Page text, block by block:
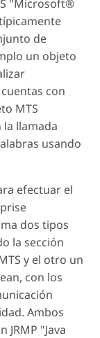
"Microsoft®
de
un objeto
con
MTS
llamada
usando
efectuar el
dos tipos
la sección
y el otro un
con los
Ambos
JRMP "Java